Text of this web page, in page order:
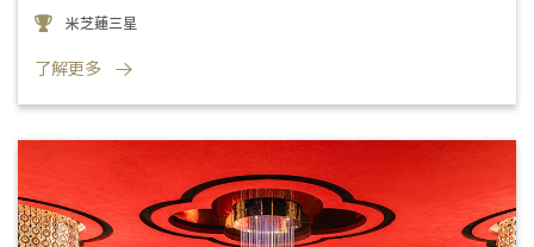
米芝蓮三星
了解更多